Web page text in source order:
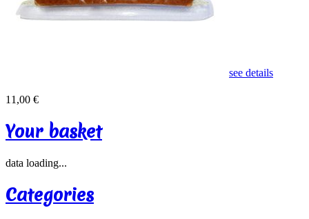
see details
11,00 €
Your basket
data loading...
Categories